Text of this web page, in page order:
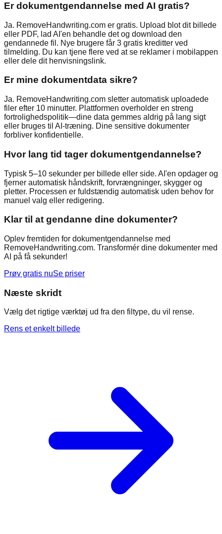
Er dokumentgendannelse med AI gratis?
Ja. RemoveHandwriting.com er gratis. Upload blot dit billede
eller PDF, lad AI'en behandle det og download den
gendannede fil. Nye brugere får 3 gratis kreditter ved
tilmelding. Du kan tjene flere ved at se reklamer i mobilappen
eller dele dit henvisningslink.
Er mine dokumentdata sikre?
Ja. RemoveHandwriting.com sletter automatisk uploadede
filer efter 10 minutter. Plattformen overholder en streng
fortrolighedspolitik—dine data gemmes aldrig på lang sigt
eller bruges til AI-træning. Dine sensitive dokumenter
forbliver konfidentielle.
Hvor lang tid tager dokumentgendannelse?
Typisk 5–10 sekunder per billede eller side. AI'en opdager og
fjerner automatisk håndskrift, forvrængninger, skygger og
pletter. Processen er fuldstændig automatisk uden behov for
manuel valg eller redigering.
Klar til at gendanne dine dokumenter?
Oplev fremtiden for dokumentgendannelse med
RemoveHandwriting.com. Transformér dine dokumenter med
AI på få sekunder!
Prøv gratis nuSe priser
Næste skridt
Vælg det rigtige værktøj ud fra den filtype, du vil rense.
Rens et enkelt billede